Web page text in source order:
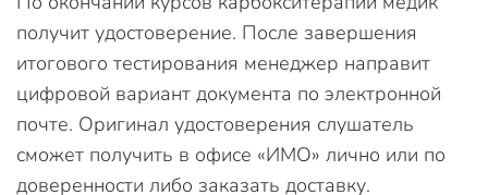
получит удостоверение. После завершения
итогового тестирования менеджер направит
цифровой вариант документа по электронной
почте. Оригинал удостоверения слушатель
сможет получить в офисе «ИМО» лично или по
доверенности либо заказать доставку.